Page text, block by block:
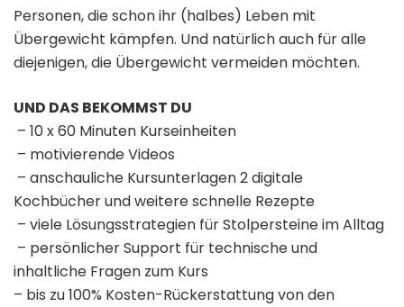
Personen, die schon ihr (halbes) Leben mit
Übergewicht kämpfen. Und natürlich auch für alle
diejenigen, die Übergewicht vermeiden möchten.
UND DAS BEKOMMST DU
– 10 x 60 Minuten Kurseinheiten
– motivierende Videos
– anschauliche Kursunterlagen 2 digitale
Kochbücher und weitere schnelle Rezepte
– viele Lösungsstrategien für Stolpersteine im Alltag
– persönlicher Support für technische und
inhaltliche Fragen zum Kurs
– bis zu 100% Kosten-Rückerstattung von den